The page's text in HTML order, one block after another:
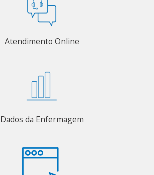
Atendimento Online
Dados da Enfermagem